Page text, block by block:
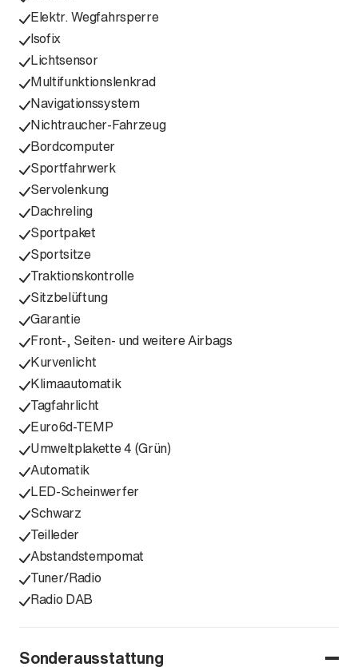
Elektr. Wegfahrsperre
Isofix
Lichtsensor
Multifunktionslenkrad
Navigationssystem
Nichtraucher-Fahrzeug
Bordcomputer
Sportfahrwerk
Servolenkung
Dachreling
Sportpaket
Sportsitze
Traktionskontrolle
Sitzbelüftung
Garantie
Front-, Seiten- und weitere Airbags
Kurvenlicht
Klimaautomatik
Tagfahrlicht
Euro6d-TEMP
Umweltplakette 4 (Grün)
Automatik
LED-Scheinwerfer
Schwarz
Teilleder
Abstandstempomat
Tuner/Radio
Radio DAB
Sonderausstattung